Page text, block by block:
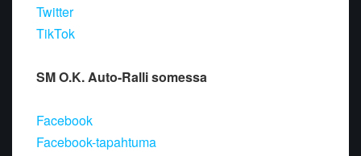
Twitter
TikTok
SM O.K. Auto-Ralli somessa
Facebook
Facebook-tapahtuma